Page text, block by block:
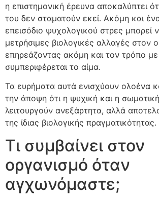
η επιστημονική έρευνα αποκαλύπτει
του δεν σταματούν εκεί. Ακόμη και
επεισόδιο ψυχολογικού στρες μπορεί
μετρήσιμες βιολογικές αλλαγές στον
επηρεάζοντας ακόμη και τον τρόπο
συμπεριφέρεται το αίμα.
Τα ευρήματα αυτά ενισχύουν ολοένα
την άποψη ότι η ψυχική και η
λειτουργούν ανεξάρτητα, αλλά
της ίδιας βιολογικής πραγματικότητας.
Τι συμβαίνει στον
οργανισμό όταν
αγχωνόμαστε;